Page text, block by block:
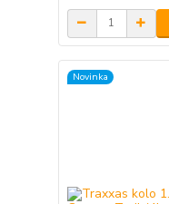
Novinka